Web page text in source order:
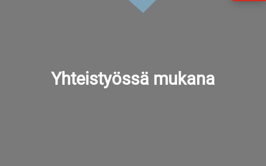
Yhteistyössä mukana